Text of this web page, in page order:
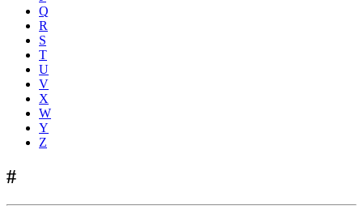
Q
R
S
T
U
V
X
W
Y
Z
#